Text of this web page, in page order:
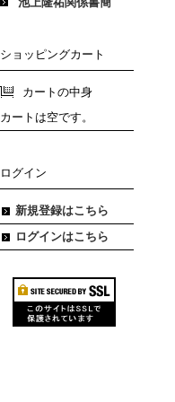
ショッピングカート
カートの中身
カートは空です。
ログイン
新規登録はこちら
ログインはこちら